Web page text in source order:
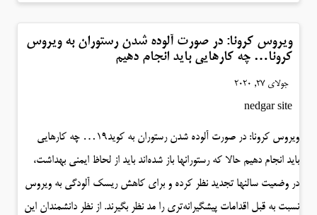
ویروس کرونا: در صورت آلوده شدن رستوران به ویروس
کرونا… چه کارهایی باید انجام دهیم
جولای 27, 2020
nedgar site
ویروس کرونا: در صورت آلوده شدن رستوران به کوید۱۹… چه کارهایی
باید انجام دهیم حالا که رستورانها باز شده‌اند باید از لحاظ ایمنی بهداشت،
در وضعیت سالنها تجدید نظر کرده و برای کاهش ریسک آلودگی به ویروس
نسبت به قبل اقدامات پیشگیرانه‌تری را مد نظر بگیرند. از نظر دانشمندان این